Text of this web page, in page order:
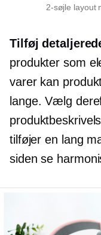
2-søjle layout
Tilføj
produkter som
varer kan
lange. Vælg
tilføjer en lang
siden se